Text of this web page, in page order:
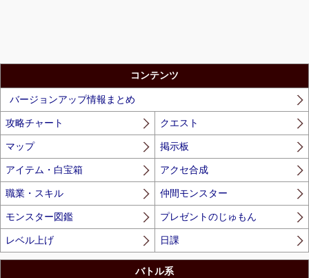
コンテンツ
バージョンアップ情報まとめ
攻略チャート クエスト
マップ 掲示板
アイテム・白宝箱 アクセ合成
職業・スキル 仲間モンスター
モンスター図鑑 プレゼントのじゅもん
レベル上げ 日課
バトル系